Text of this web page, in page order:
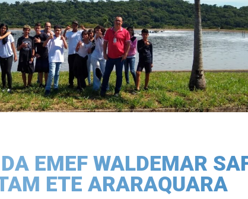
EMEF WALDEMAR
ETE ARARAQUARA